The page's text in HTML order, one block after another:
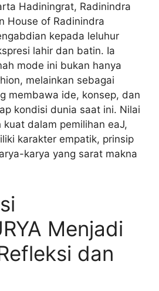
Hadiningrat, Radinindra
House of Radinindra
kepada leluhur
lahir dan batin. Ia
mode ini bukan hanya
melainkan sebagai
membawa ide, konsep, dan
kondisi dunia saat ini. Nilai
dalam pemilihan eaJ,
karakter empatik, prinsip
karya yang sarat makna
Menjadi
dan